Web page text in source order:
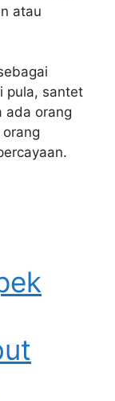
atau
pula, santet
ada orang